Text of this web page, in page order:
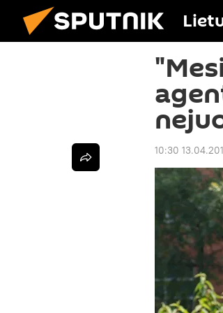
10:30